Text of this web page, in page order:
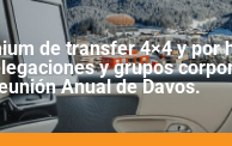
de transfer 4×4 y por
y grupos
Anual de Davos.